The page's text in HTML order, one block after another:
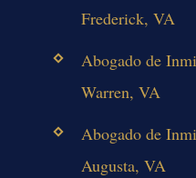
Frederick, VA
Abogado de
Warren, VA
Abogado de
Augusta, VA